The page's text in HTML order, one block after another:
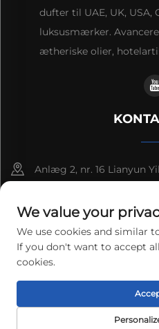
dufter til UAE, UK, USA,
luksusmærker.
ætheriske olier,
Anlæg 2, nr. 16 Lianyun
+86-
[email
Copyright © 2025 cnus tech
rettigheder forbeholdes.
We value your
We use cookies and similar
If you don't want to accept
cookies.